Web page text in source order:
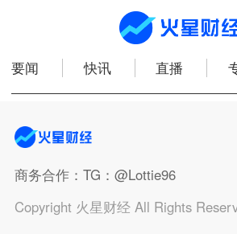
要闻 快讯 直播
商务合作：TG：@Lottie96
Copyright 火星财经 All Rights